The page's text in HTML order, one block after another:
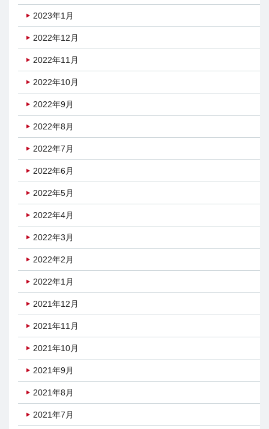
2023年1月
2022年12月
2022年11月
2022年10月
2022年9月
2022年8月
2022年7月
2022年6月
2022年5月
2022年4月
2022年3月
2022年2月
2022年1月
2021年12月
2021年11月
2021年10月
2021年9月
2021年8月
2021年7月